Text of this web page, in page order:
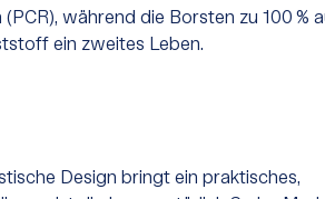
während die Borsten zu 100 %
ein zweites Leben.
Design bringt ein praktisches,